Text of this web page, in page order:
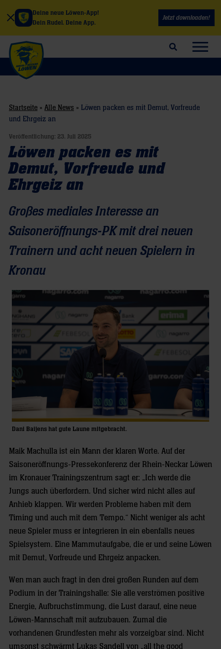
Deine neue Löwen-App!
Dein Rudel. Deine App.
Jetzt downloaden!
Suchfeld öffnen
Startseite » Alle News » Löwen packen es mit Demut, Vorfreude
und Ehrgeiz an
Veröffentlichung: 23. Juli 2025
Löwen packen es mit
Demut, Vorfreude und
Ehrgeiz an
Großes mediales Interesse an
Saisoneröffnungs-PK mit drei neuen
Trainern und acht neuen Spielern in
Kronau
Dani Baijens hat gute Laune mitgebracht.
Maik Machulla ist ein Mann der klaren Worte. Auf der
Saisoneröffnungs-Pressekonferenz der Rhein-Neckar Löwen
im Kronauer Trainingszentrum sagt er: „Ich werde die
Jungs auch überfordern. Und sicher wird nicht alles auf
Anhieb klappen. Wir werden Probleme haben mit dem
Timing und auch mit dem Tempo.“ Nicht weniger als acht
neue Spieler muss er integrieren in ein ebenfalls neues
Spielsystem. Eine Mammutaufgabe, die er und seine Löwen
mit Demut, Vorfreude und Ehrgeiz anpacken.
Wen man auch fragt in den drei großen Runden auf dem
Podium in der Trainingshalle: Sie alle verströmen positive
Energie, Aufbruchstimmung, die Lust darauf, eine neue
Löwen-Mannschaft mit aufzubauen. Zumal die
vorhandenen Grundfesten mehr als vorzeigbar sind. Nicht
umsonst schwärmt Lukas Sandell von „all the good